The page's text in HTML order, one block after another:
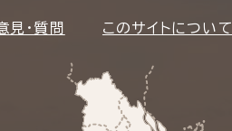
見・質問 このサイトについて